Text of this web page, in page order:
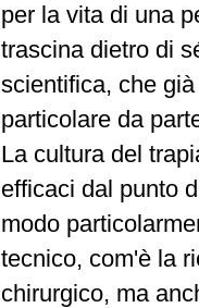
per la vita di una
trascina dietro di
scientifica, che
particolare da
La cultura del
efficaci dal punto
modo
tecnico, com'è la
chirurgico, ma